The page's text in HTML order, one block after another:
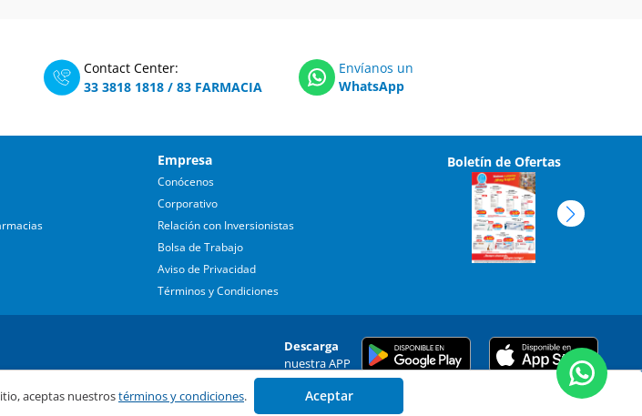
Contact Center:
33 3818 1818 / 83 FARMACIA
Envíanos un
WhatsApp
Empresa
Conócenos
Corporativo
Relación con Inversionistas
Bolsa de Trabajo
Aviso de Privacidad
Términos y Condiciones
Boletín de Ofertas
Descarga
nuestra APP
Fragua, S.A.B. de C.V. Todos los derechos reservados.
aceptas nuestrostérminos y condiciones. Aceptar